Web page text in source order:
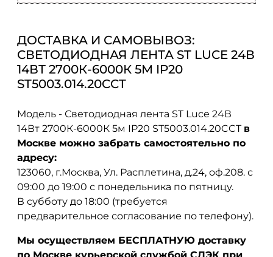
ДОСТАВКА И САМОВЫВОЗ:
СВЕТОДИОДНАЯ ЛЕНТА ST LUCE 24В
14ВТ 2700К-6000К 5М IP20
ST5003.014.20CCT
Модель - Светодиодная лента ST Luce 24В
14Вт 2700К-6000К 5м IP20 ST5003.014.20CCT в
Москве можно забрать самостоятельно по
адресу:
123060, г.Москва, Ул. Расплетина, д.24, оф.208. с
09:00 до 19:00 с понедельника по пятницу.
В субботу до 18:00 (требуется
предварительное согласование по телефону).
Мы осуществляем БЕСПЛАТНУЮ доставку